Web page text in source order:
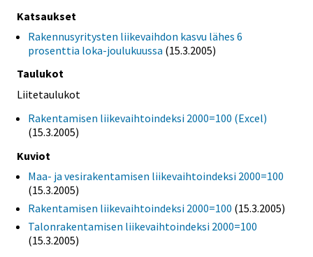
Katsaukset
Rakennusyritysten liikevaihdon kasvu lähes 6
prosenttia loka-joulukuussa (15.3.2005)
Taulukot
Liitetaulukot
Rakentamisen liikevaihtoindeksi 2000=100 (Excel)
(15.3.2005)
Kuviot
Maa- ja vesirakentamisen liikevaihtoindeksi 2000=100
(15.3.2005)
Rakentamisen liikevaihtoindeksi 2000=100 (15.3.2005)
Talonrakentamisen liikevaihtoindeksi 2000=100
(15.3.2005)